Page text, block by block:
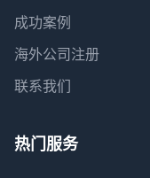
成功案例
海外公司注册
联系我们
热门服务